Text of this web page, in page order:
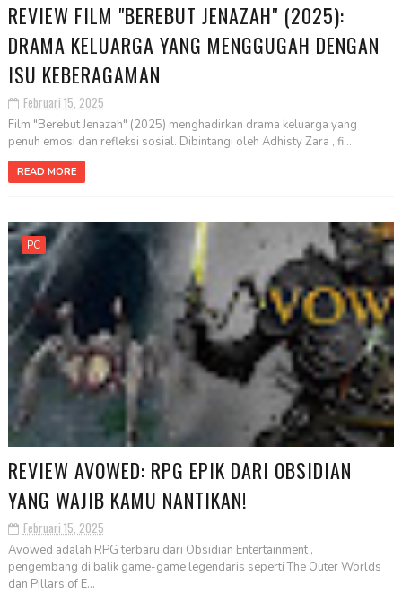
REVIEW FILM "BEREBUT JENAZAH" (2025):
DRAMA KELUARGA YANG MENGGUGAH DENGAN
ISU KEBERAGAMAN
Februari 15, 2025
Film "Berebut Jenazah" (2025) menghadirkan drama keluarga yang
penuh emosi dan refleksi sosial. Dibintangi oleh Adhisty Zara , fi...
READ MORE
PC
REVIEW AVOWED: RPG EPIK DARI OBSIDIAN
YANG WAJIB KAMU NANTIKAN!
Februari 15, 2025
Avowed adalah RPG terbaru dari Obsidian Entertainment ,
pengembang di balik game-game legendaris seperti The Outer Worlds
dan Pillars of E...